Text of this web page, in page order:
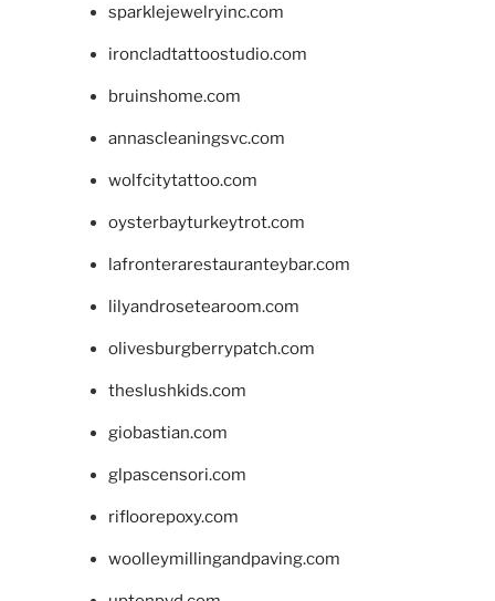
sparklejewelryinc.com
ironcladtattoostudio.com
bruinshome.com
annascleaningsvc.com
wolfcitytattoo.com
oysterbayturkeytrot.com
lafronterarestauranteybar.com
lilyandrosetearoom.com
olivesburgberrypatch.com
theslushkids.com
giobastian.com
glpascensori.com
rifloorepoxy.com
woolleymillingandpaving.com